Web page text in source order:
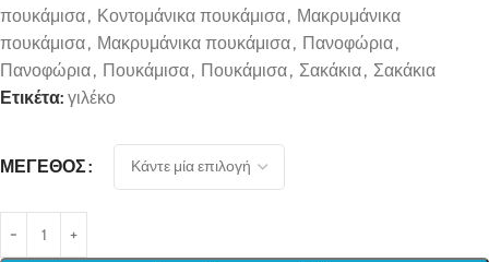
πουκάμισα, Κοντομάνικα πουκάμισα, Μακρυμάνικα
πουκάμισα, Μακρυμάνικα πουκάμισα, Πανοφώρια,
Πανοφώρια, Πουκάμισα, Πουκάμισα, Σακάκια, Σακάκια
Ετικέτα: γιλέκο
ΜΈΓΕΘΟΣ